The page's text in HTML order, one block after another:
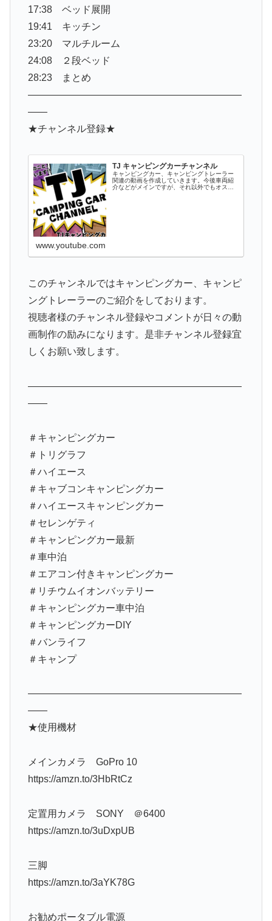
17:38 ベッド展開
19:41 キッチン
23:20 マルチルーム
24:08 ２段ベッド
28:23 まとめ
——————————————————————
——
★チャンネル登録★
TJ キャンピングカーチャンネル
キャンピングカー、キャンピングトレーラー
関連の動画を作成していきます。今後車両紹
介などがメインですが、それ以外でもオスス
www.youtube.com
このチャンネルではキャンピングカー、キャンピ
ングトレーラーのご紹介をしております。
視聴者様のチャンネル登録やコメントが日々の動
画制作の励みになります。是非チャンネル登録宜
しくお願い致します。
——————————————————————
——
＃キャンピングカー
＃トリグラフ
＃ハイエース
＃キャブコンキャンピングカー
＃ハイエースキャンピングカー
＃セレンゲティ
＃キャンピングカー最新
＃車中泊
＃エアコン付きキャンピングカー
＃リチウムイオンバッテリー
＃キャンピングカー車中泊
＃キャンピングカーDIY
＃バンライフ
＃キャンプ
——————————————————————
——
★使用機材
メインカメラ GoPro 10
https://amzn.to/3HbRtCz
定置用カメラ SONY ＠6400
https://amzn.to/3uDxpUB
三脚
https://amzn.to/3aYK78G
お勧めポータブル電源